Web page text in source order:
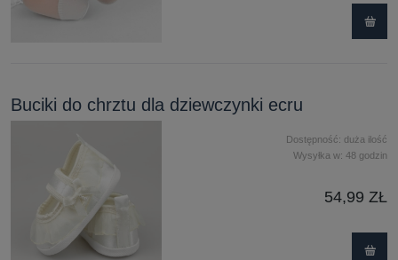
Buciki do chrztu dla dziewczynki ecru
Dostępność: duża ilość
Wysyłka w: 48 godzin
54,99 ZŁ